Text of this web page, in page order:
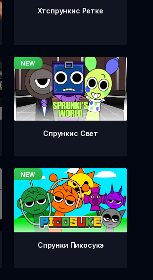
Хтспрункис Ретке
Спрункис Свет
Спрунки Пикосукэ